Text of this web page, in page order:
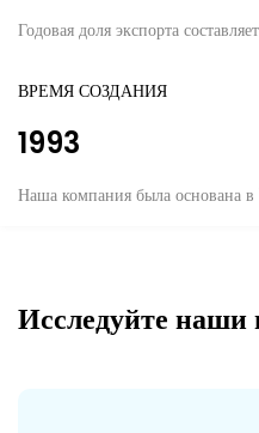
Годовая доля экспорта
ВРЕМЯ СОЗДАНИЯ
1993
Наша компания была основана в
Исследуйте наши